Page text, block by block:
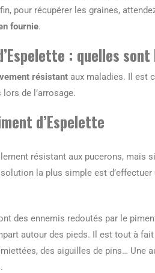
pour récupérer les graines,
fournie.
: quelles
résistant aux maladies. Il est
de l’arrosage.
d’Espelette
résistant aux pucerons, mais
la plus simple est d’effectuer
des ennemis redoutés par le
autour des pieds. Il est tout à
des aiguilles de pins… Une